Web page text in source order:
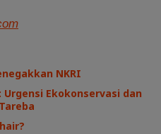
NKRI
Ekokonservasi dan